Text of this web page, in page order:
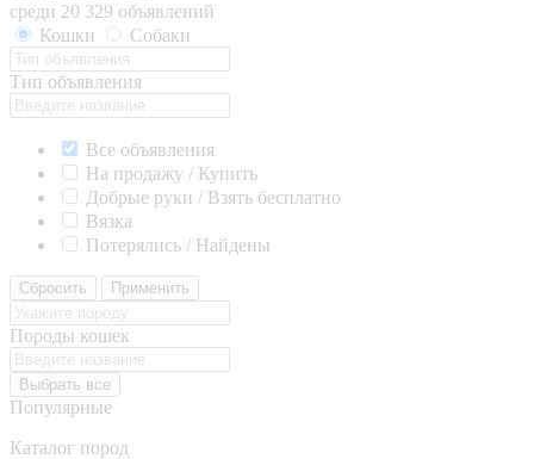
среди 20 329 объявлений
Кошки
Собаки
Тип объявления
Все объявления
На продажу / Купить
Добрые руки / Взять бесплатно
Вязка
Потерялись / Найдены
Сбросить Применить
Породы кошек
Выбрать все
Популярные
Каталог пород